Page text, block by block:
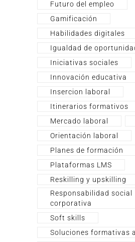
Futuro del empleo
Gamificación
Habilidades digitales
Igualdad de
Iniciativas sociales
Innovación educativa
Insercion laboral
Itinerarios formativos
Mercado laboral
Orientación laboral
Planes de formación
Plataformas LMS
Reskilling y upskilling
Responsabilidad social
corporativa
Soft skills
Soluciones formativas